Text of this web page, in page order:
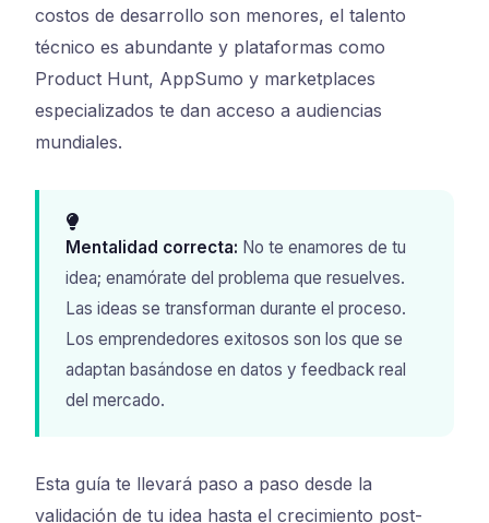
costos de desarrollo son menores, el talento
técnico es abundante y plataformas como
Product Hunt, AppSumo y marketplaces
especializados te dan acceso a audiencias
mundiales.
Mentalidad correcta: No te enamores de tu
idea; enamórate del problema que resuelves.
Las ideas se transforman durante el proceso.
Los emprendedores exitosos son los que se
adaptan basándose en datos y feedback real
del mercado.
Esta guía te llevará paso a paso desde la
validación de tu idea hasta el crecimiento post-